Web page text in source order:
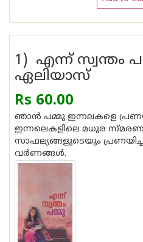
1) എന്ന് സ്വന്തം
ഏലിയാസ്
Rs 60.00
ഞാന്‍ പമ്മു ഇന്നലകളെ
ഇന്നലെകളിലെ മധുര
സാഫല്യങ്ങളുടെയും
വര്‍ണങ്ങള്‍.